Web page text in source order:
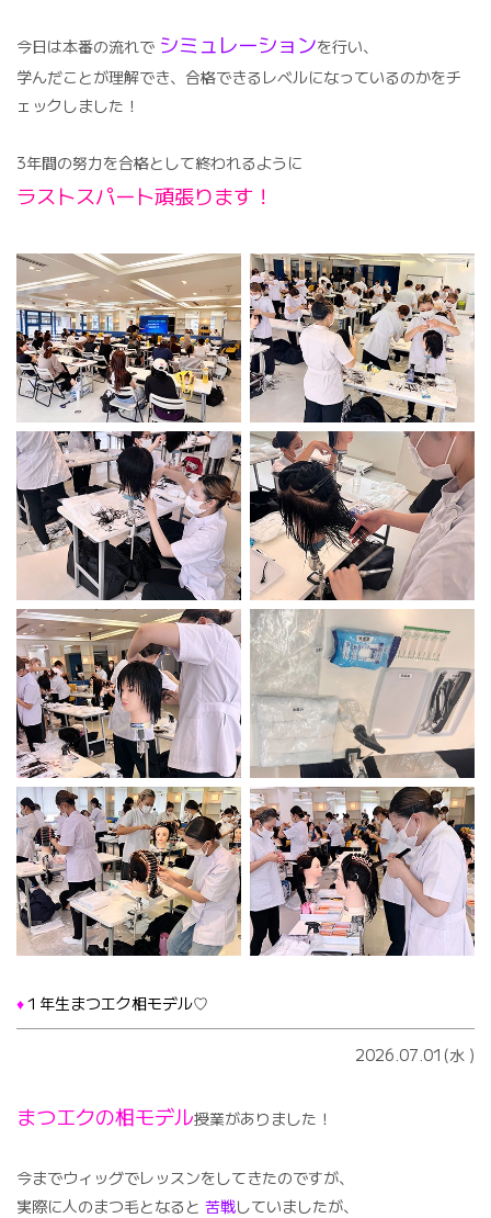
今日は本番の流れで シミュレーションを行い、
学んだことが理解でき、合格できるレベルになっているのかをチ
ェックしました！
3年間の努力を合格として終われるように
ラストスパート頑張ります！
♦️１年生まつエク相モデル♡
2026.07.01(水 )
まつエクの相モデル授業がありました！
今までウィッグでレッスンをしてきたのですが、
実際に人のまつ毛となると 苦戦していましたが、